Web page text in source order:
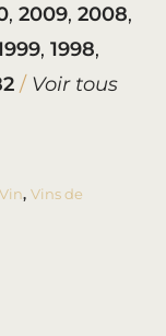
,2009,2008,
,1998,
/ Voir tous
Vin,Vins de